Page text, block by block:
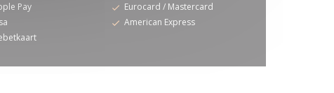
Pay
Eurocard / Mastercard
American Express